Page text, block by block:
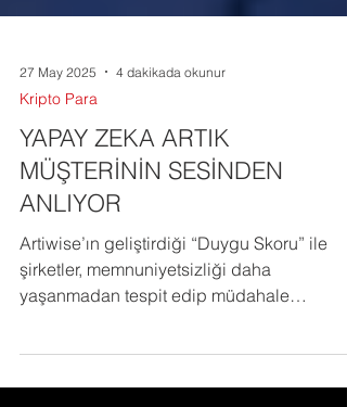
27 May 2025
Kripto Para
YAPAY ZEKA ARTIK
MÜŞTERİNİN SESİNDEN
ANLIYOR
Artiwise’ın geliştirdiği “Duygu Skoru” ile
şirketler, memnuniyetsizliği daha
edebiliyor.